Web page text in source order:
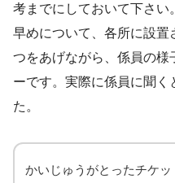
考までにしておいて下さい
早めについて、各所に設
つをあげながら、係員の様
ーです。実際に係員に聞く
た。
かいじゅうがとったチケ